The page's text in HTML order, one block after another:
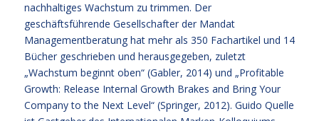
nachhaltiges Wachstum zu trimmen. Der
geschäftsführende Gesellschafter der Mandat
Managementberatung hat mehr als 350 Fachartikel und 14
Bücher geschrieben und herausgegeben, zuletzt
„Wachstum beginnt oben“ (Gabler, 2014) und „Profitable
Growth: Release Internal Growth Brakes and Bring Your
Company to the Next Level“ (Springer, 2012). Guido Quelle